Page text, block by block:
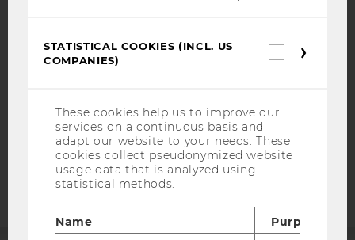
DATA PROTECTION STATEMENT SOCIAL MEDIA
DATA PROTECTION STATEMENT APPLICANTS AND
Accessability
statement
STATISTICAL COOKIES (INCL. US
COMPANIES)
These cookies help us to improve our
services on a continuous basis and
adapt our website to your needs. These
cookies collect pseudonymized website
usage data that is analyzed using
statistical methods.
Name
Purpose